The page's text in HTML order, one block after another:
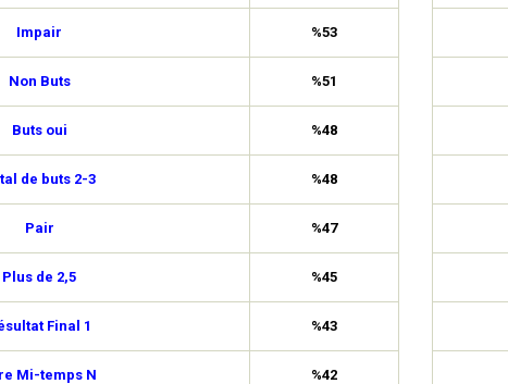
Impair %53
Non Buts %51
Buts oui %48
de buts 2-3 %48
Pair %47
Plus de 2,5 %45
Final 1 %43
Mi-temps N %42